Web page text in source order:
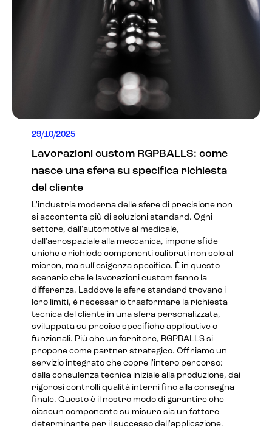
29/10/2025
Lavorazioni custom RGPBALLS: come
nasce una sfera su specifica richiesta
del cliente
L'industria moderna delle sfere di precisione non
si accontenta più di soluzioni standard. Ogni
settore, dall'automotive al medicale,
dall'aerospaziale alla meccanica, impone sfide
uniche e richiede componenti calibrati non solo al
micron, ma sull'esigenza specifica. È in questo
scenario che le lavorazioni custom fanno la
differenza. Laddove le sfere standard trovano i
loro limiti, è necessario trasformare la richiesta
tecnica del cliente in una sfera personalizzata,
sviluppata su precise specifiche applicative o
funzionali. Più che un fornitore, RGPBALLS si
propone come partner strategico. Offriamo un
servizio integrato che copre l'intero percorso:
dalla consulenza tecnica iniziale alla produzione, dai
rigorosi controlli qualità interni fino alla consegna
finale. Questo è il nostro modo di garantire che
ciascun componente su misura sia un fattore
determinante per il successo dell'applicazione.